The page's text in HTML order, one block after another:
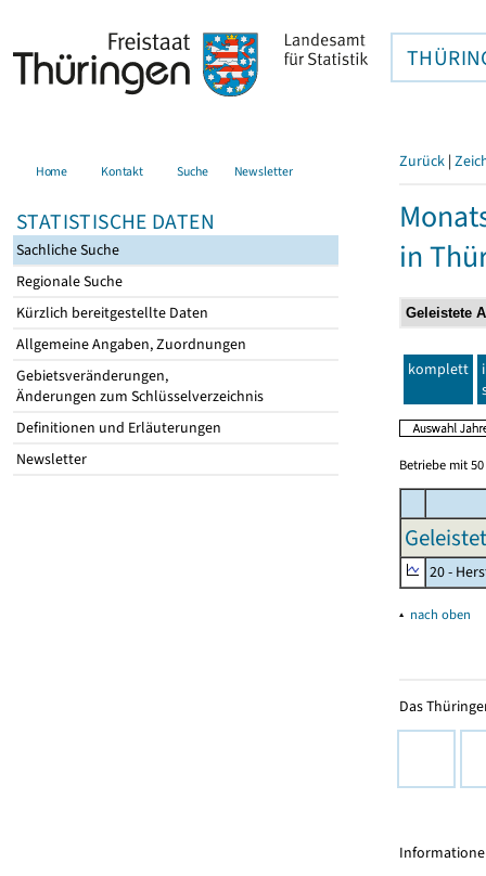
Home Kontakt Suche Newsletter
STATISTISCHE DATEN
Sachliche Suche
Regionale Suche
Kürzlich bereitgestellte Daten
Allgemeine Angaben, Zuordnungen
Gebietsveränderungen,
Änderungen zum Schlüsselverzeichnis
Definitionen und Erläuterungen
Newsletter
Zurück |
in
komplett
Betriebe mit
20 -
▴ nach oben
Das